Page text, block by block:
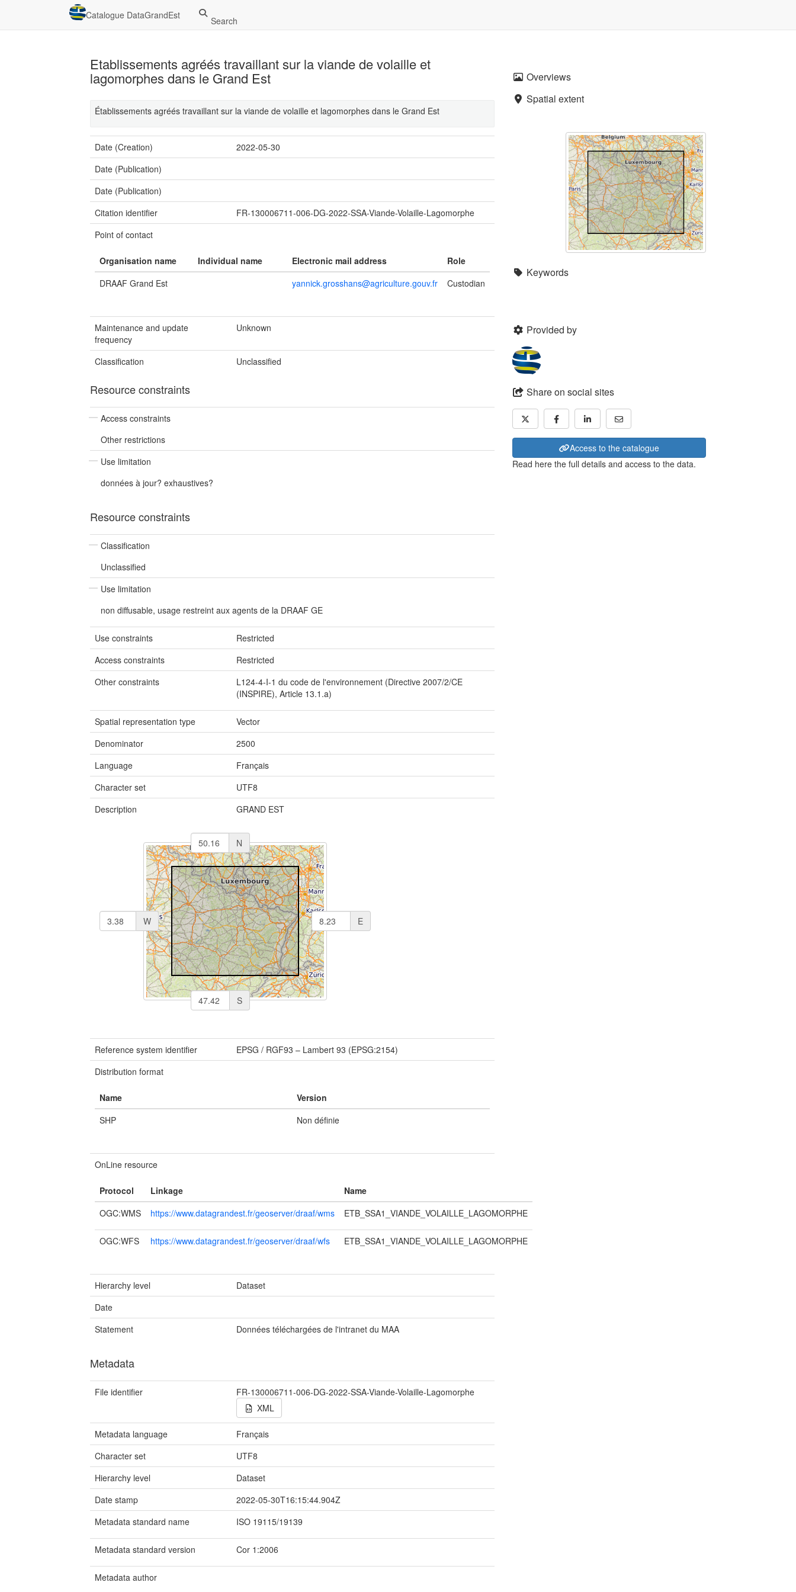
Catalogue DataGrandEst Search
Etablissements agréés travaillant sur la viande de volaille et
lagomorphes dans le Grand Est
Établissements agréés travaillant sur la viande de volaille et lagomorphes dans le Grand Est
Date (Creation)
2022-05-30
Date (Publication)
Date (Publication)
Citation identifier
FR-130006711-006-DG-2022-SSA-Viande-Volaille-Lagomorphe
Point of contact
Organisation name Individual name Electronic mail address
Role
DRAAF Grand Est
yannick.grosshans@agriculture.gouv.fr Custodian
Maintenance and update
frequency
Unknown
Classification Unclassified
Resource constraints
Access constraints
Other restrictions
Use limitation
données à jour? exhaustives?
Resource constraints
Classification
Unclassified
Use limitation
non diffusable, usage restreint aux agents de la DRAAF GE
Use constraints
Restricted
Access constraints
Restricted
Other constraints
L124-4-I-1 du code de l'environnement (Directive 2007/2/CE
(INSPIRE), Article 13.1.a)
Spatial representation type
Vector
Denominator
2500
Language
Français
Character set
UTF8
Description
GRAND EST
N
S
E
W
Reference system identifier EPSG / RGF93 – Lambert 93 (EPSG:2154)
Distribution format
Name
Version
SHP
Non définie
OnLine resource
Protocol Linkage
Name
OGC:WMS
https://www.datagrandest.fr/geoserver/draaf/wms ETB_SSA1_VIANDE_VOLAILLE_LAGOMORPHE
OGC:WFS https://www.datagrandest.fr/geoserver/draaf/wfs ETB_SSA1_VIANDE_VOLAILLE_LAGOMORPHE
Hierarchy level
Dataset
Date
Statement
Données téléchargées de l'intranet du MAA
Metadata
File identifier
FR-130006711-006-DG-2022-SSA-Viande-Volaille-Lagomorphe
XML
Metadata language
Français
Character set
UTF8
Hierarchy level
Dataset
Date stamp
2022-05-30T16:15:44.904Z
Metadata standard name
ISO 19115/19139
Metadata standard version Cor 1:2006
Metadata author
Overviews
Spatial extent
Keywords
Provided by
Share on social sites
Access to the catalogue
Read here the full details and access to the data.